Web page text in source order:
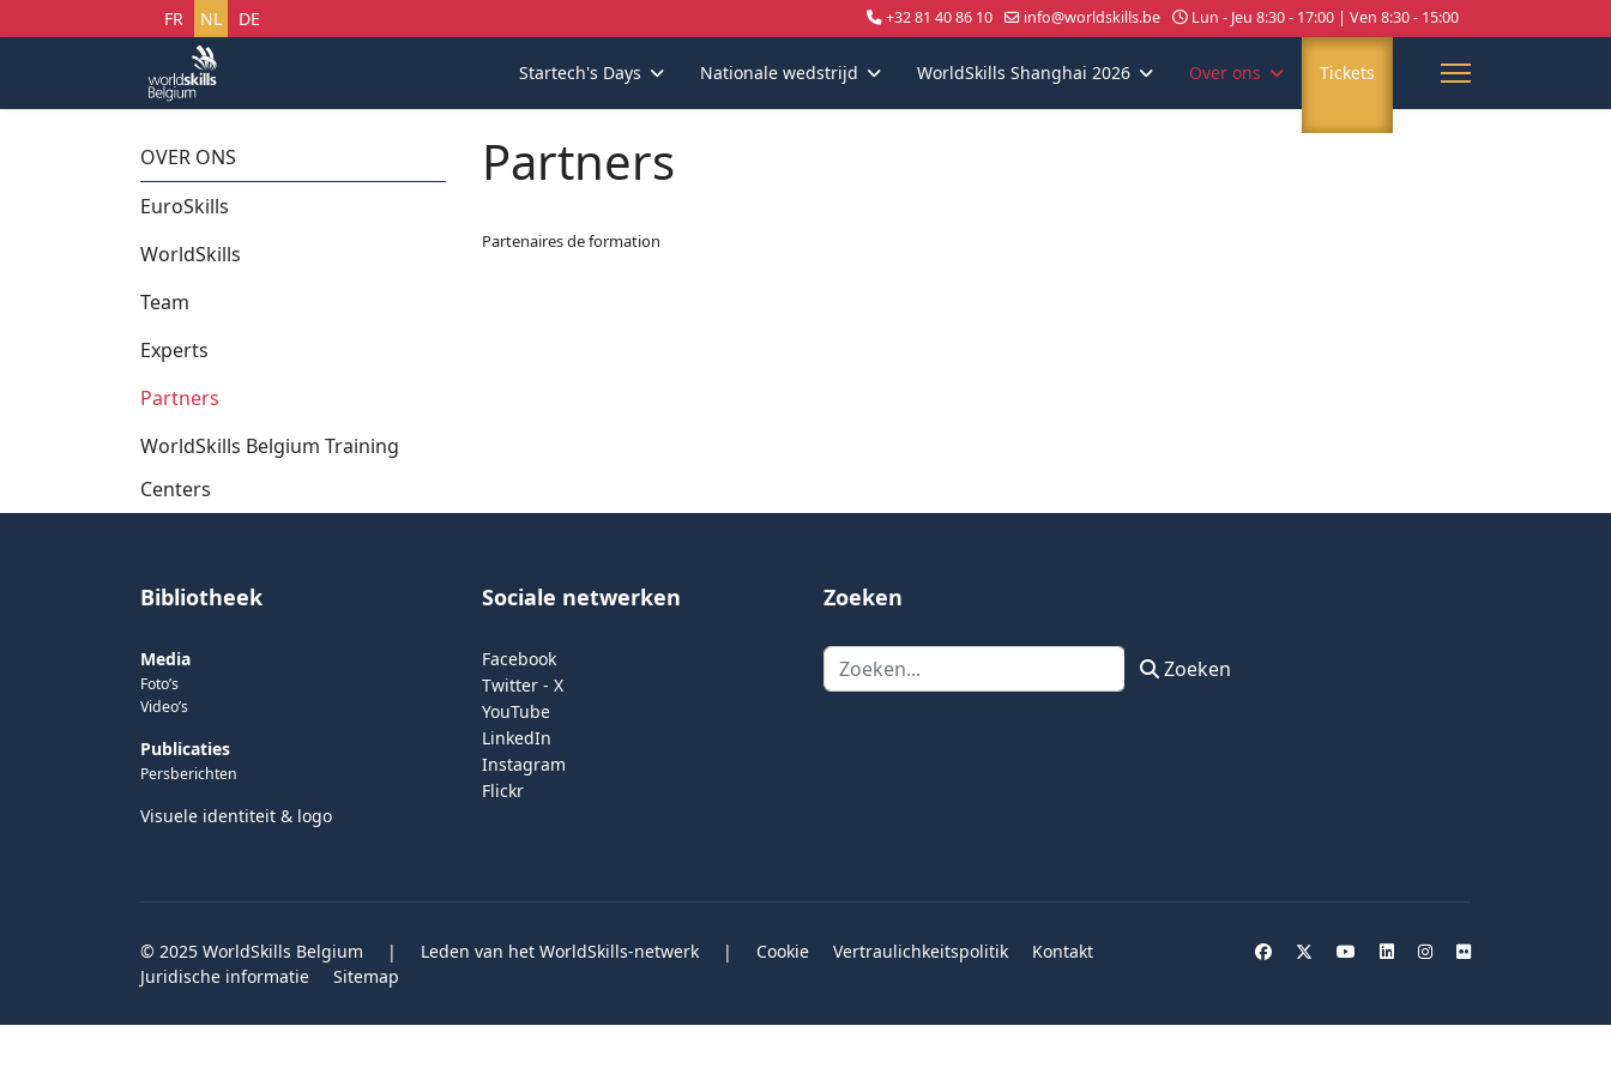
Selecteer uw taal
FR NL DE +32 81 40 86 10 info@worldskills.be Lun - Jeu 8:30 - 17:00 | Ven 8:30 - 15:00
Startech's Days Nationale wedstrijd WorldSkills Shanghai 2026 Over ons Tickets
OVER ONS
EuroSkills
WorldSkills
Team
Experts
Partners
WorldSkills Belgium Training
Centers
Partners
Partenaires de formation
Bibliotheek
Media
Foto’s
Video’s
Publicaties
Persberichten
Visuele identiteit & logo
Sociale netwerken
Facebook
Twitter - X
YouTube
LinkedIn
Instagram
Flickr
Zoeken
Zoeken Zoeken
© 2025 WorldSkills Belgium | Leden van het WorldSkills-netwerk | Cookie Vertraulichkeitspolitik
Kontakt
Juridische informatie
Sitemap